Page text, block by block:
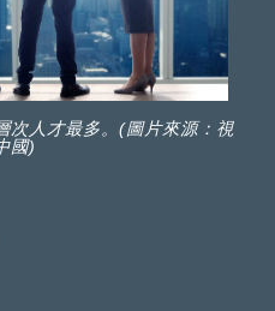
次人才最多。(圖片來源：視
國)